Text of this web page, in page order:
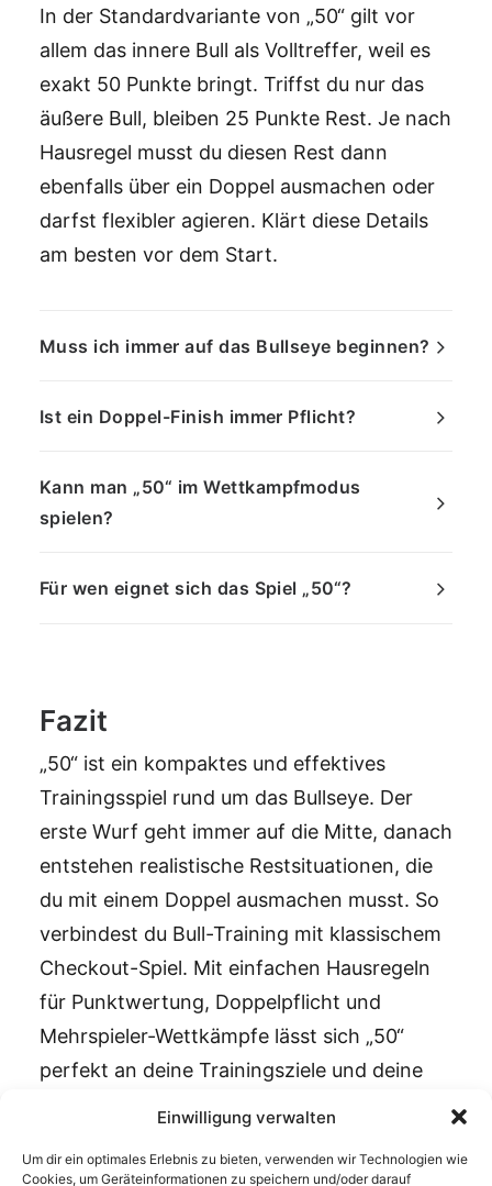
Einwilligung verwalten
Um dir ein optimales Erlebnis zu bieten, verwenden wir Technologien wie
Cookies, um Geräteinformationen zu speichern und/oder darauf
In der Standardvariante von „50“ gilt vor
allem das innere Bull als Volltreffer, weil es
exakt 50 Punkte bringt. Triffst du nur das
äußere Bull, bleiben 25 Punkte Rest. Je nach
Hausregel musst du diesen Rest dann
ebenfalls über ein Doppel ausmachen oder
darfst flexibler agieren. Klärt diese Details
am besten vor dem Start.
Muss ich immer auf das Bullseye beginnen?
Ist ein Doppel-Finish immer Pflicht?
Kann man „50“ im Wettkampfmodus
spielen?
Für wen eignet sich das Spiel „50“?
Fazit
„50“ ist ein kompaktes und effektives
Trainingsspiel rund um das Bullseye. Der
erste Wurf geht immer auf die Mitte, danach
entstehen realistische Restsituationen, die
du mit einem Doppel ausmachen musst. So
verbindest du Bull-Training mit klassischem
Checkout-Spiel. Mit einfachen Hausregeln
für Punktwertung, Doppelpflicht und
Mehrspieler-Wettkämpfe lässt sich „50“
perfekt an deine Trainingsziele und deine